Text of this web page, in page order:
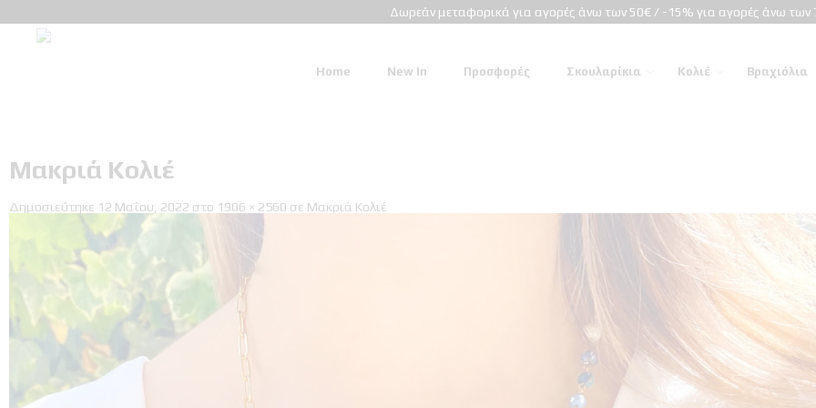
Δωρεάν μεταφορικά για αγορές άνω των 50€ / -15% για αγορές άνω των
Home New In Προσφορές Σκουλαρίκια Κολιέ Βραχιόλια
Μακριά Κολιέ
Δημοσιεύτηκε 12 Μαΐου, 2022 στο 1906 × 2560 σε Μακριά Κολιέ